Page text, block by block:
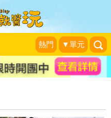
熱門 ▼單元
水游泳池～台南
水公園